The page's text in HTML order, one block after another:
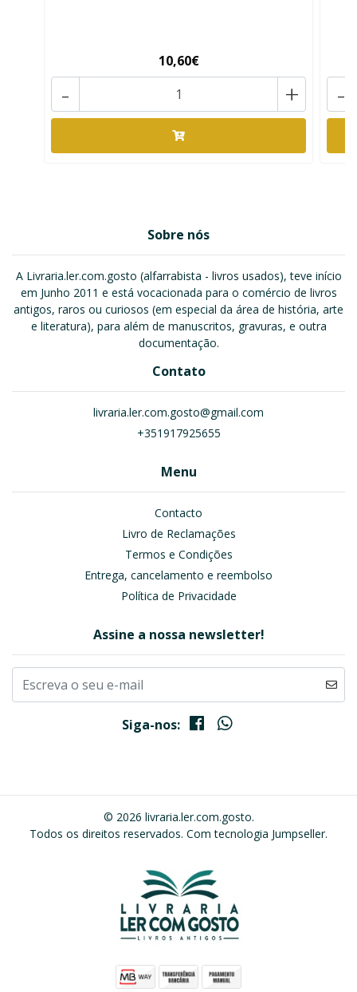
10,60€
+
- -
Sobre nós
A Livraria.ler.com.gosto (alfarrabista - livros usados), teve início
em Junho 2011 e está vocacionada para o comércio de livros
antigos, raros ou curiosos (em especial da área de história, arte
e literatura), para além de manuscritos, gravuras, e outra
documentação.
Contato
livraria.ler.com.gosto@gmail.com
+351917925655
Menu
Contacto
Livro de Reclamações
Termos e Condições
Entrega, cancelamento e reembolso
Política de Privacidade
Assine a nossa newsletter!
Siga-nos:
© 2026 livraria.ler.com.gosto.
Todos os direitos reservados. Com tecnologia Jumpseller.